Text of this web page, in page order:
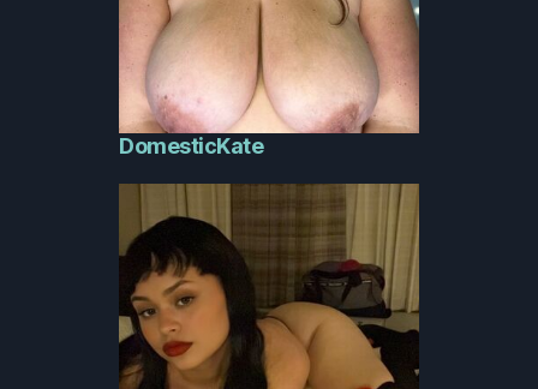
DomesticKate